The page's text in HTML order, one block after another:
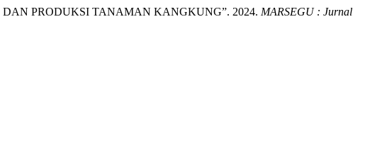
PRODUKSI TANAMAN KANGKUNG”. 2024. MARSEGU : Jurnal